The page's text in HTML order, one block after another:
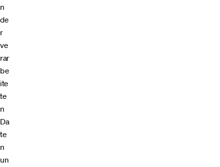
n
de
r
ve
rar
be
ite
te
n
Da
te
n
un